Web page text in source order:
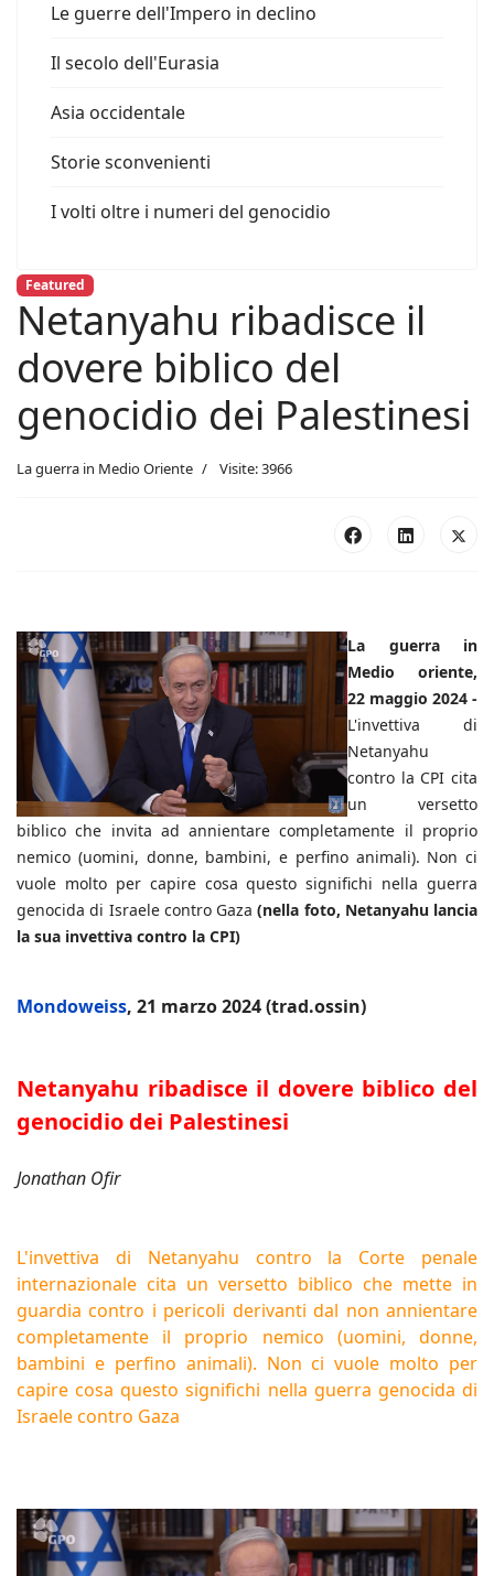
Le guerre dell'Impero in declino
Il secolo dell'Eurasia
Asia occidentale
Storie sconvenienti
I volti oltre i numeri del genocidio
Featured
Netanyahu ribadisce il
dovere biblico del
genocidio dei Palestinesi
La guerra in Medio Oriente Visite: 3966
La guerra in
Medio oriente,
22 maggio 2024 -
L'invettiva di
Netanyahu
contro la CPI cita
un versetto
biblico che invita ad annientare completamente il proprio
nemico (uomini, donne, bambini, e perfino animali). Non ci
vuole molto per capire cosa questo significhi nella guerra
genocida di Israele contro Gaza(nella foto, Netanyahu lancia
la sua invettiva contro la CPI)
Mondoweiss, 21 marzo 2024 (trad.ossin)
Netanyahu ribadisce il dovere biblico del
genocidio dei Palestinesi
Jonathan Ofir
L'invettiva di Netanyahu contro la Corte penale
internazionale cita un versetto biblico che mette in
guardia contro i pericoli derivanti dal non annientare
completamente il proprio nemico (uomini, donne,
bambini e perfino animali). Non ci vuole molto per
capire cosa questo significhi nella guerra genocida di
Israele contro Gaza